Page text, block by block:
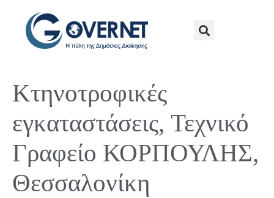
Κτηνοτροφικές
εγκαταστάσεις, Τεχνικό
Γραφείο ΚΟΡΠΟΥΛΗΣ,
Θεσσαλονίκη